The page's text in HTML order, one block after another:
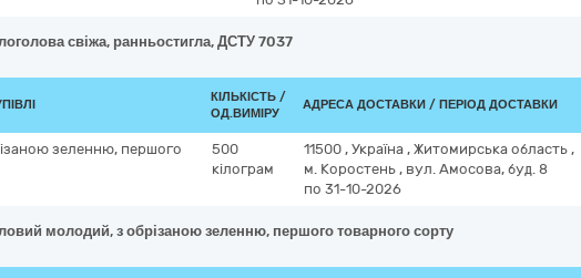
свіжа, ранньостигла, ДСТУ 7037
КІЛЬКІСТЬ /
ОД.ВИМІРУ
АДРЕСА ДОСТАВКИ / ПЕРІОД ДОСТАВКИ
зеленню, першого
500
кілограм
11500 , Україна , Житомирська область ,
м. Коростень , вул. Амосова, буд. 8
по 31-10-2026
молодий, з обрізаною зеленню, першого товарного сорту